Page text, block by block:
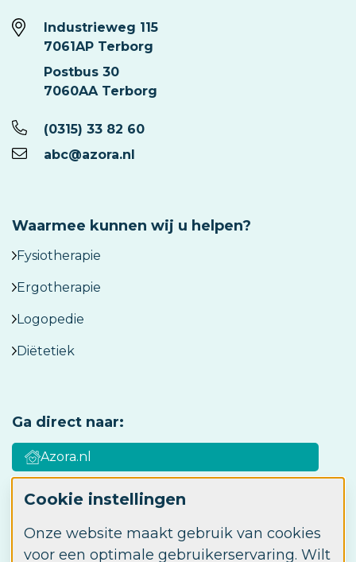
Cookie instellingen
Onze website maakt gebruik van cookies
voor een optimale gebruikerservaring. Wilt
Industrieweg 115
7061AP Terborg
Postbus 30
7060AA Terborg
(0315) 33 82 60
abc@azora.nl
Waarmee kunnen wij u helpen?
Fysiotherapie
Ergotherapie
Logopedie
Diëtetiek
Ga direct naar:
Azora.nl
Azora Academy
Werken bij Azora